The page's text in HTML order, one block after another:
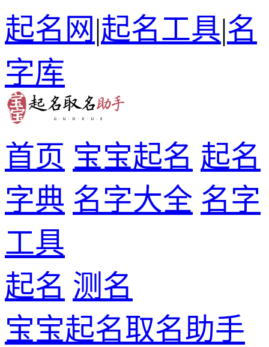
起名网|起名工具|名
字库
首页 宝宝起名 起名
字典 名字大全 名字
工具
起名 测名
宝宝起名取名助手